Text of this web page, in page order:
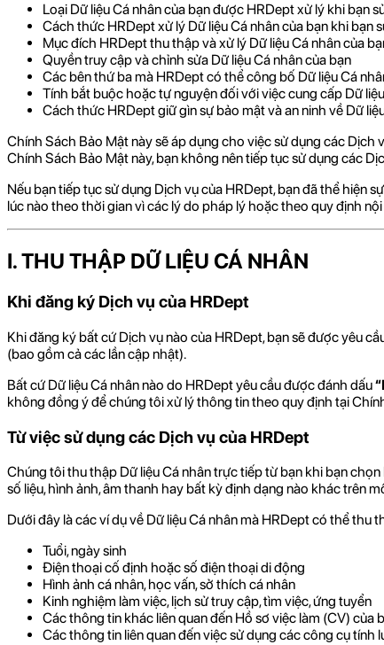
Loại Dữ liệu Cá nhân của bạn được HRDept xử lý khi bạn
Cách thức HRDept xử lý Dữ liệu Cá nhân của bạn khi bạn
Mục đích HRDept thu thập và xử lý Dữ liệu Cá nhân của
Quyền truy cập và chỉnh sửa Dữ liệu Cá nhân của bạn
Các bên thứ ba mà HRDept có thể công bố Dữ liệu Cá
Tính bắt buộc hoặc tự nguyện đối với việc cung cấp Dữ
Cách thức HRDept giữ gìn sự bảo mật và an ninh về Dữ
Chính Sách Bảo Mật này sẽ áp dụng cho việc sử dụng các
Chính Sách Bảo Mật này, bạn không nên tiếp tục sử dụng các
Nếu bạn tiếp tục sử dụng Dịch vụ của HRDept, bạn đã thể hiện
lúc nào theo thời gian vì các lý do pháp lý hoặc theo quy định
I. THU THẬP DỮ LIỆU CÁ NHÂN
Khi đăng ký Dịch vụ của HRDept
Khi đăng ký bất cứ Dịch vụ nào của HRDept, bạn sẽ được yêu
(bao gồm cả các lần cập nhật).
Bất cứ Dữ liệu Cá nhân nào do HRDept yêu cầu được đánh dấu
không đồng ý để chúng tôi xử lý thông tin theo quy định tại
Từ việc sử dụng các Dịch vụ của HRDept
Chúng tôi thu thập Dữ liệu Cá nhân trực tiếp từ bạn khi bạn
số liệu, hình ảnh, âm thanh hay bất kỳ định dạng nào khác trên
Dưới đây là các ví dụ về Dữ liệu Cá nhân mà HRDept có thể thu
Tuổi, ngày sinh
Điện thoại cố định hoặc số điện thoại di động
Hình ảnh cá nhân, học vấn, sở thích cá nhân
Kinh nghiệm làm việc, lịch sử truy cập, tìm việc, ứng tuyển
Các thông tin khác liên quan đến Hồ sơ việc làm (CV) của
Các thông tin liên quan đến việc sử dụng các công cụ tính